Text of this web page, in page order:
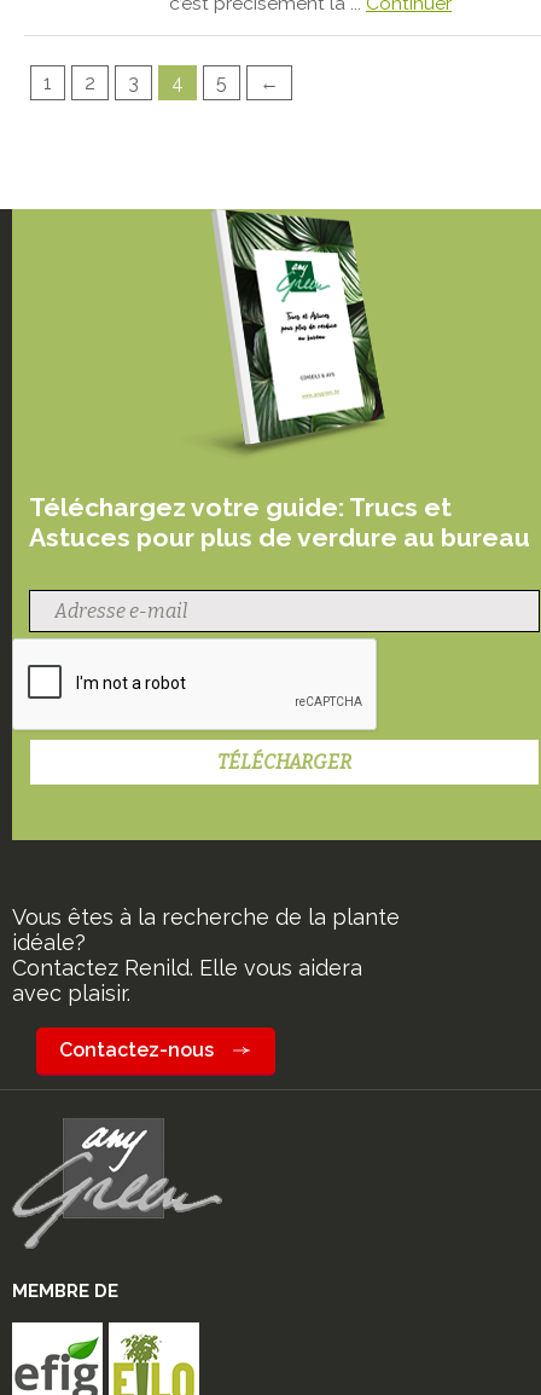
1 2 3 4 5 ←
Téléchargez votre guide: Trucs et
Astuces pour plus de verdure au bureau
Vous êtes à la recherche de la plante
idéale?
Contactez Renild. Elle vous aidera
avec plaisir.
Contactez-nous
MEMBRE DE